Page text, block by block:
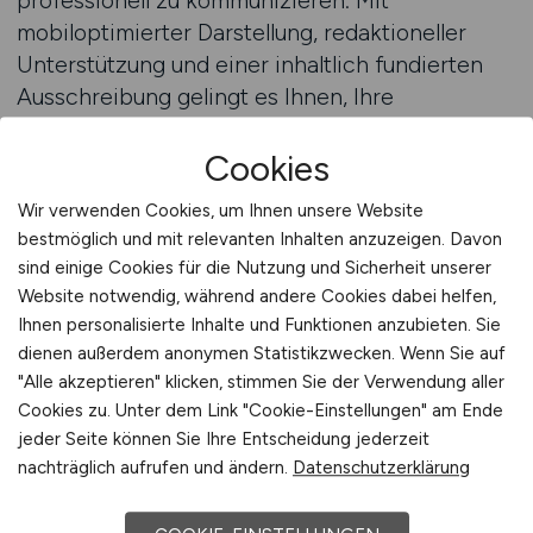
mobiloptimierter Darstellung, redaktioneller
Unterstützung und einer inhaltlich fundierten
Ausschreibung gelingt es Ihnen, Ihre
Segment zu positionieren. Ob High-Care-
Neuro-Intensivmedizin – wir machen Ihre
Einrichtung dort sichtbar, wo
Intensivpflegekräfte und Ärzteteams konkrete
berufliche Perspektiven suchen. Das schafft
Vertrauen, verbessert die Bewerbungsquote
und unterstützt Sie dabei, auch
hochspezialisierte Positionen effizient zu
besetzen.
Beratung anfordern
Cookies
Wir verwenden Cookies, um Ihnen unsere Website
bestmöglich und mit relevanten Inhalten anzuzeigen. Davon
sind einige Cookies für die Nutzung und Sicherheit unserer
Website notwendig, während andere Cookies dabei helfen,
Ihnen personalisierte Inhalte und Funktionen anzubieten. Sie
dienen außerdem anonymen Statistikzwecken. Wenn Sie auf
"Alle akzeptieren" klicken, stimmen Sie der Verwendung aller
Cookies zu. Unter dem Link "Cookie-Einstellungen" am Ende
jeder Seite können Sie Ihre Entscheidung jederzeit
nachträglich aufrufen und ändern. Datenschutzerklärung